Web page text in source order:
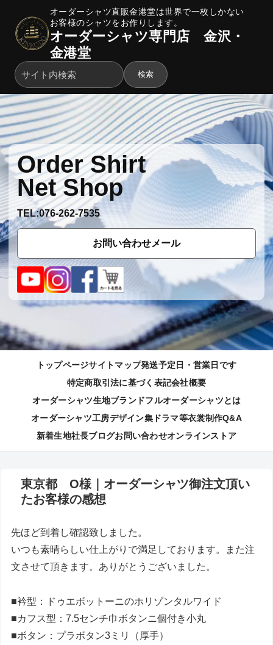
オーダーシャツ直販金港堂は世界で一枚しかない
お客様のシャツをお作りします。
オーダーシャツ専門店 金沢・
金港堂
検索
Order Shirt
Net Shop
TEL:076-262-7535
お問い合わせメール
トップページサイトマップ発送予定日・営業日です
特定商取引法に基づく表記会社概要
オーダーシャツ生地ブランドフルオーダーシャツとは
オーダーシャツ工房デザイン集ドラマ等衣裳制作Q&A
新着生地社長ブログお問い合わせオンラインストア
東京都 O様｜オーダーシャツ御注文頂い
たお客様の感想
先ほど到着し確認致しました。
いつも素晴らしい仕上がりで満足しております。また注
文させて頂きます。ありがとうございました。
■衿型：ドゥエボットーニのホリゾンタルワイド
■カフス型：7.5センチ巾ボタンニ個付き小丸
■ボタン：プラボタン3ミリ（厚手）